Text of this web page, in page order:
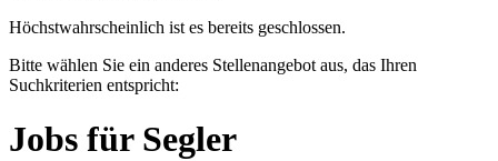
Höchstwahrscheinlich ist es bereits geschlossen.
Bitte wählen Sie ein anderes Stellenangebot aus, das Ihren
Suchkriterien entspricht:
Jobs für Segler